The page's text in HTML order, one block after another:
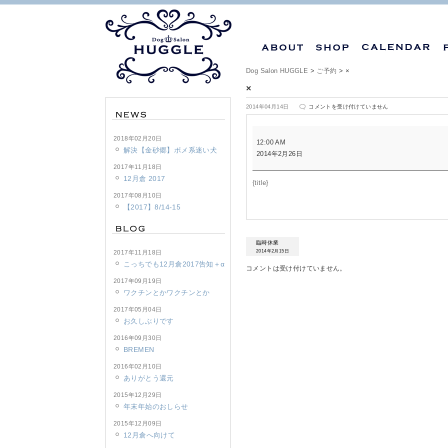
Dog Salon HUGGLE > ご予約 > ×
×
2014年04月14日
×
は
コメントを受け付けていません
12:00 AM
2014年2月26日
{title}
臨時休業
2014年2月15日
コメントは受け付けていません。
2018年02月20日
解決【金砂郷】ポメ系迷い犬
2017年11月18日
12月倉 2017
2017年08月10日
【2017】8/14-15
2017年11月18日
こっちでも12月倉2017告知＋α
2017年09月19日
ワクチンとかワクチンとか
2017年05月04日
お久しぶりです
2016年09月30日
BREMEN
2016年02月10日
ありがとう還元
2015年12月29日
年末年始のおしらせ
2015年12月09日
12月倉へ向けて